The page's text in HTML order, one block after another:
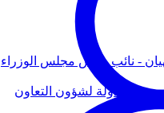
- نائب رئيس مجلس الوزراء
وزيرة دولة لشؤون التعاون